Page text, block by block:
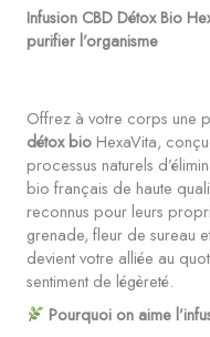
Infusion CBD Détox Bio
purifier l’organisme
Offrez à votre corps une
détox bioHexaVita,
processus naturels
bio français de haute
reconnus pour leurs
grenade, fleur de sureau
devient votre alliée au
sentiment de légèreté.
Pourquoi on aime